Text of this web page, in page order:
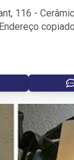
116 -
Endereço